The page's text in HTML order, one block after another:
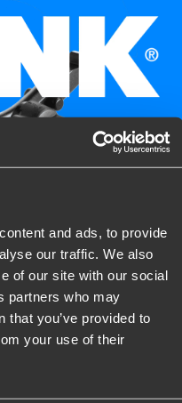
and ads, to provide
our traffic. We also
of our site with our social
partners who may
that you’ve provided to
your use of their
wiadomościami Brink?